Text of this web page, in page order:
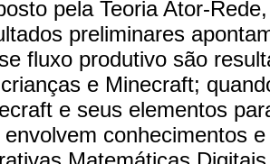
pela Teoria Ator-
preliminares
fluxo produtivo são
e Minecraft;
e seus elementos
envolvem conhecimentos